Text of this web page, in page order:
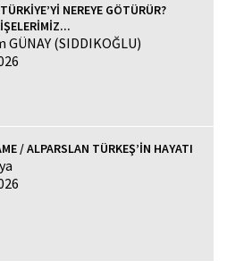
NEREYE GÖTÜRÜR?
GÜNAY (SIDDIKOĞLU)
/ ALPARSLAN TÜRKEŞ’İN HAYATI